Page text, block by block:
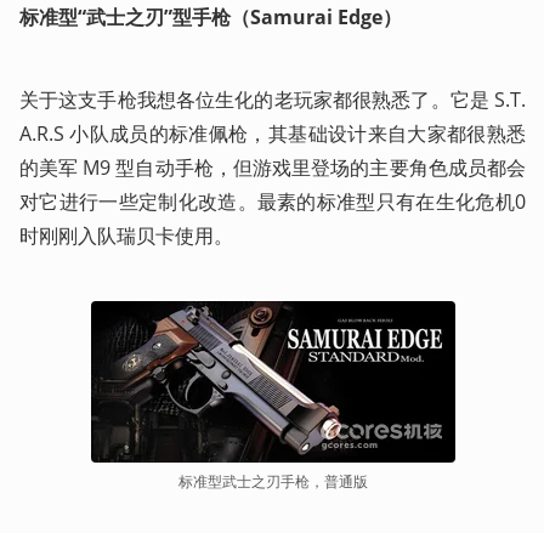
标准型“武士之刃”型手枪（Samurai Edge）
关于这支手枪我想各位生化的老玩家都很熟悉了。它是 S.T.
A.R.S 小队成员的标准佩枪，其基础设计来自大家都很熟悉
的美军 M9 型自动手枪，但游戏里登场的主要角色成员都会
对它进行一些定制化改造。最素的标准型只有在生化危机0
时刚刚入队瑞贝卡使用。
标准型武士之刃手枪，普通版